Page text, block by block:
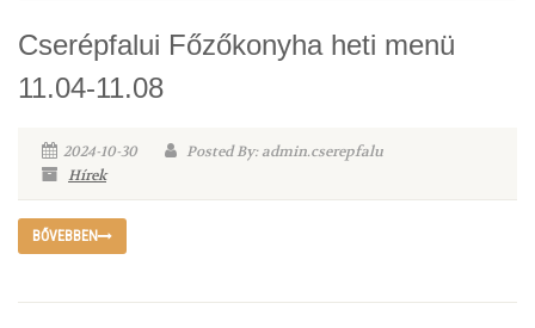
Cserépfalui Főzőkonyha heti menü
11.04-11.08
2024-10-30
Posted By: admin.cserepfalu
Hírek
BŐVEBBEN